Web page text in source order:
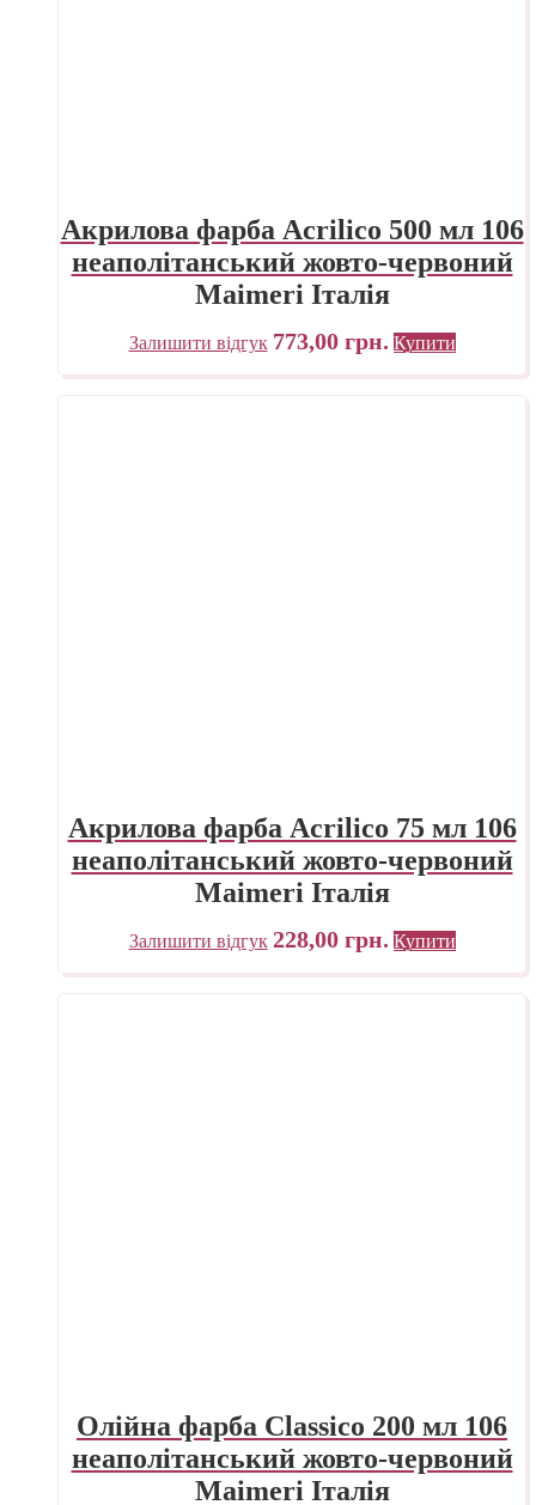
Акрилова фарба Acrilico 500 мл 106
неаполітанський жовто-червоний
Maimeri Італія
Залишити відгук 773,00 грн. Купити
Акрилова фарба Acrilico 75 мл 106
неаполітанський жовто-червоний
Maimeri Італія
Залишити відгук 228,00 грн. Купити
Олійна фарба Classico 200 мл 106
неаполітанський жовто-червоний
Maimeri Італія